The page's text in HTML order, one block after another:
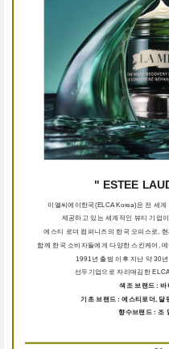
" ESTEE
이엘씨에이한국(ELCA Korea)은 전 세
제공하고 있는 세계적인 뷰티 기업
에스티 로더 컴퍼니즈의 한국 오피스로,
함께 한국 소비자들에게 다양한 스킨케어,
1991년 출범 이후 지난 약 30
선두기업으로 자리매김한
색조 브랜드 : 바
기초 브랜드 : 에스티로더, 달
향수브랜드 : 조